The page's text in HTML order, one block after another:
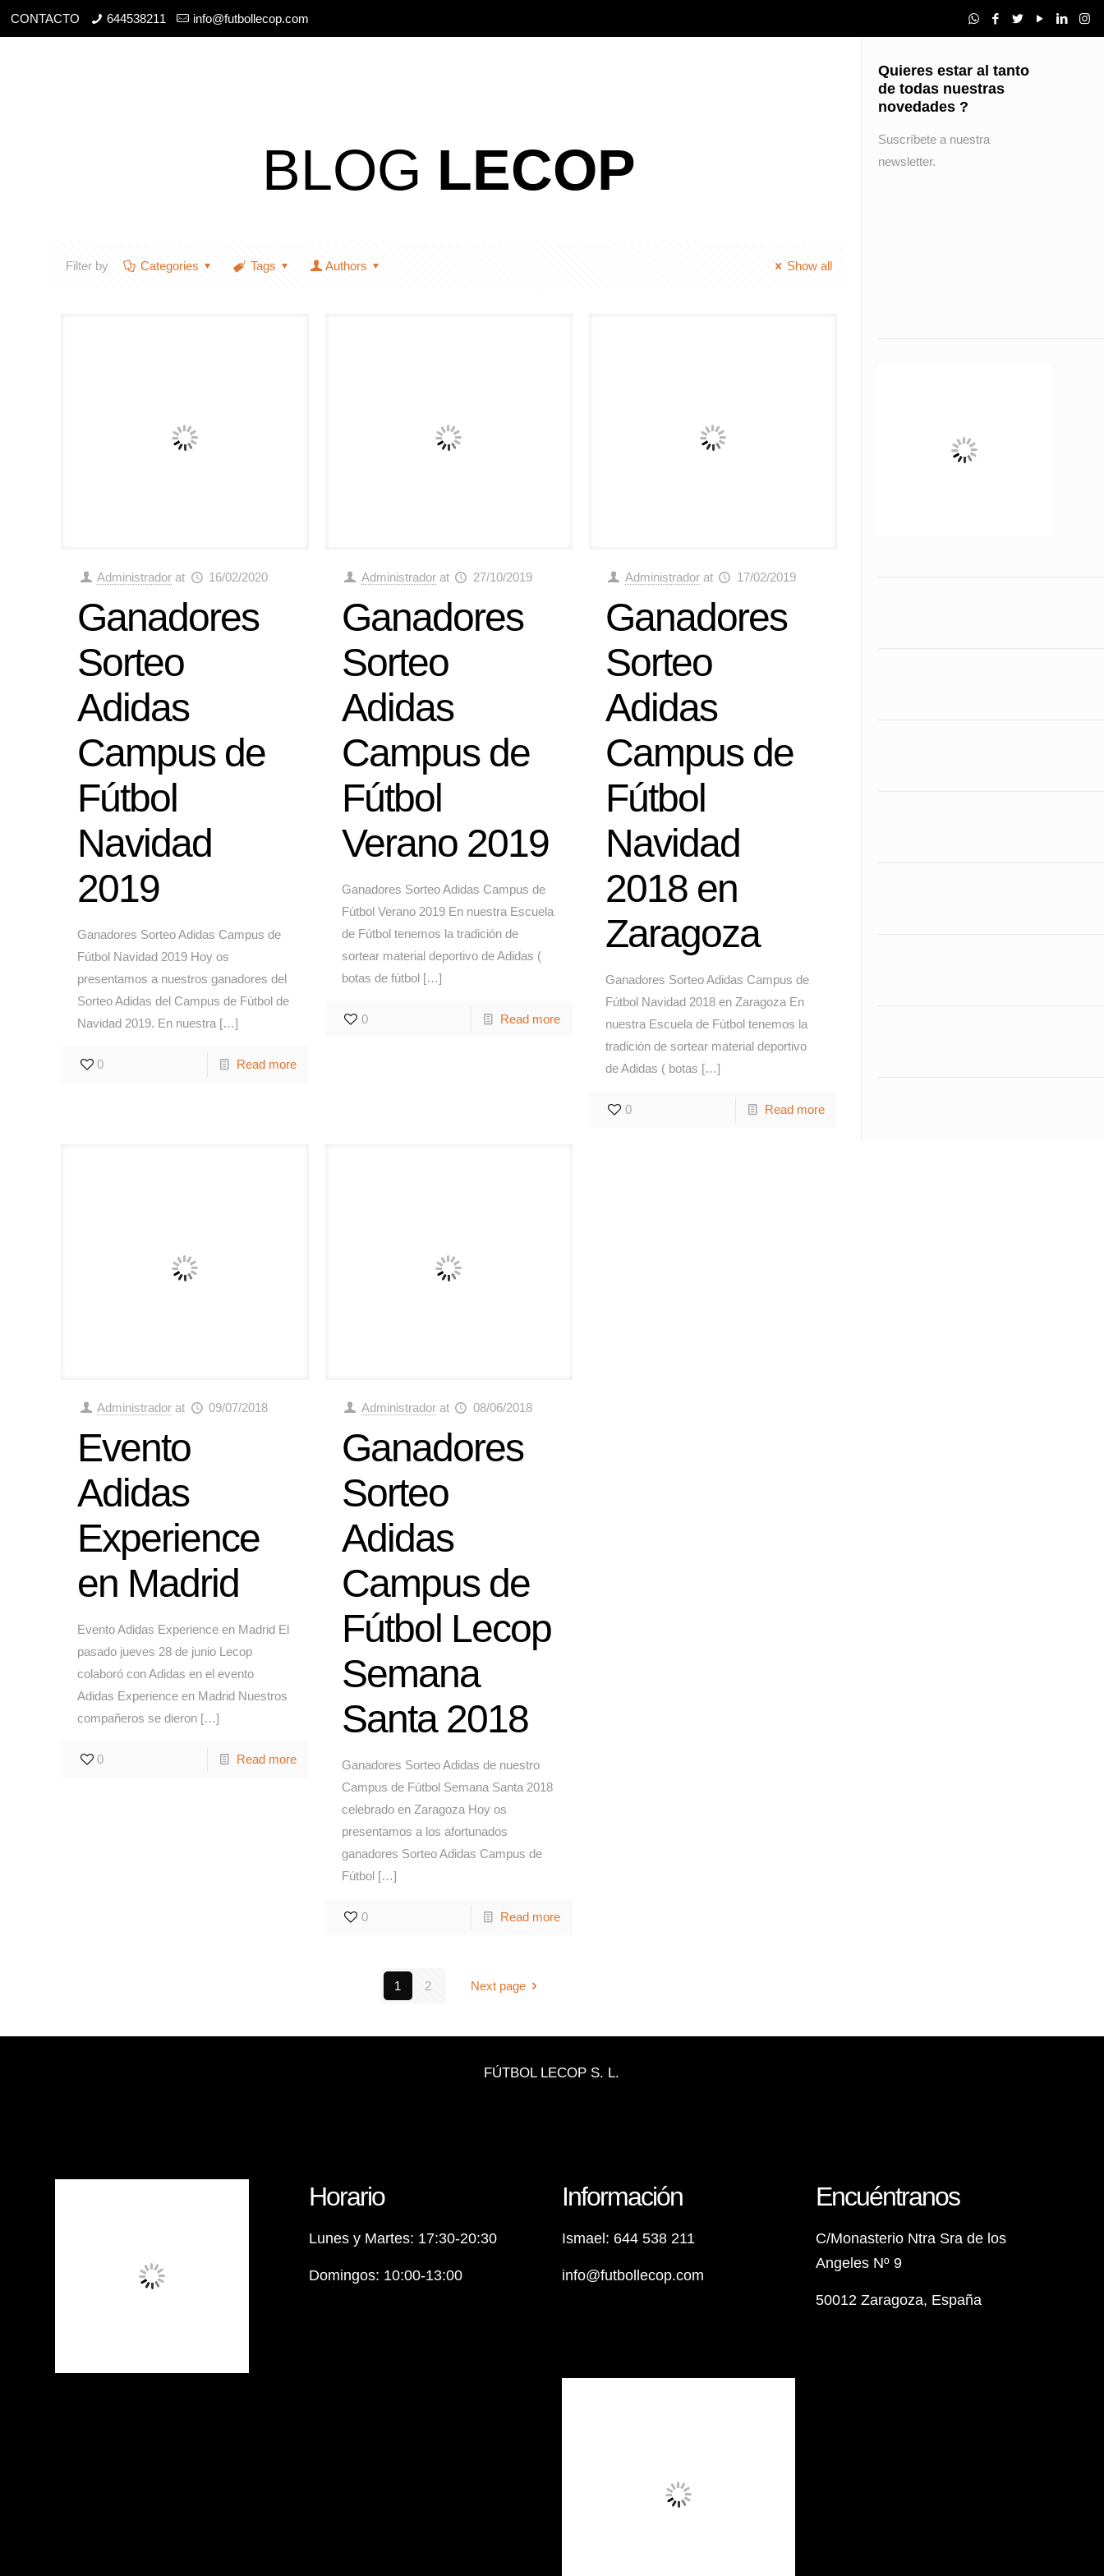
CONTACTO 644538211 info@futbollecop.com
BLOG LECOP
Filter by Categories Tags Authors Show all
Administrador at 16/02/2020
Ganadores
Sorteo
Adidas
Campus de
Fútbol
Navidad
2019
Ganadores Sorteo Adidas Campus de
Fútbol Navidad 2019 Hoy os
presentamos a nuestros ganadores del
Sorteo Adidas del Campus de Fútbol de
Navidad 2019. En nuestra […]
0 Read more
Administrador at 27/10/2019
Ganadores
Sorteo
Adidas
Campus de
Fútbol
Verano 2019
Ganadores Sorteo Adidas Campus de
Fútbol Verano 2019 En nuestra Escuela
de Fútbol tenemos la tradición de
sortear material deportivo de Adidas (
botas de fútbol[…]
0 Read more
Administrador at 17/02/2019
Ganadores
Sorteo
Adidas
Campus de
Fútbol
Navidad
2018 en
Zaragoza
Ganadores Sorteo Adidas Campus de
Fútbol Navidad 2018 en Zaragoza En
nuestra Escuela de Fútbol tenemos la
tradición de sortear material deportivo
de Adidas ( botas […]
0 Read more
Administrador at 09/07/2018
Evento
Adidas
Experience
en Madrid
Evento Adidas Experience en Madrid El
pasado jueves 28 de junio Lecop
colaboró con Adidas en el evento
Adidas Experience en Madrid Nuestros
compañeros se dieron […]
0 Read more
Administrador at 08/06/2018
Ganadores
Sorteo
Adidas
Campus de
Fútbol Lecop
Semana
Santa 2018
Ganadores Sorteo Adidas de nuestro
Campus de Fútbol Semana Santa 2018
celebrado en Zaragoza Hoy os
presentamos a los afortunados
ganadores Sorteo Adidas Campus de
Fútbol[…]
0 Read more
1 2 Next page
Quieres estar al tanto
de todas nuestras
novedades ?
Suscríbete a nuestra
newsletter.
FÚTBOL LECOP S. L.
Horario
Lunes y Martes: 17:30-20:30
Domingos: 10:00-13:00
Información
Ismael: 644 538 211
info@futbollecop.com
Encuéntranos
C/Monasterio Ntra Sra de los
Angeles Nº 9
50012 Zaragoza, España